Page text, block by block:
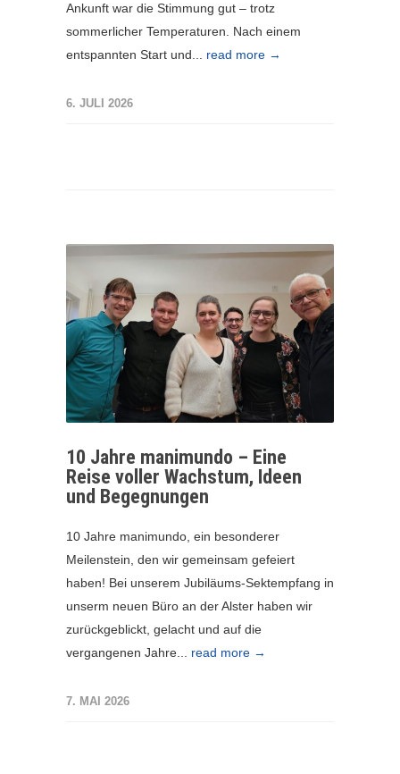
Ankunft war die Stimmung gut – trotz
sommerlicher Temperaturen. Nach einem
entspannten Start und... read more →
6. JULI 2026
10 Jahre manimundo – Eine
Reise voller Wachstum, Ideen
und Begegnungen
10 Jahre manimundo, ein besonderer
Meilenstein, den wir gemeinsam gefeiert
haben! Bei unserem Jubiläums-Sektempfang in
unserm neuen Büro an der Alster haben wir
zurückgeblickt, gelacht und auf die
vergangenen Jahre... read more →
7. MAI 2026